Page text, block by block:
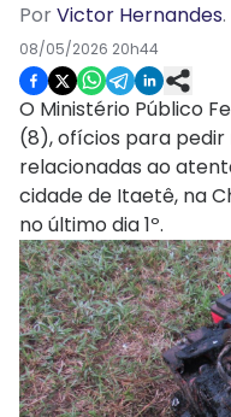
PorVictor Hernandes.
08/05/2026 20h44
O Ministério Público
(8), ofícios para pedir
relacionadas ao
cidade de Itaetê, na
no último dia 1º.